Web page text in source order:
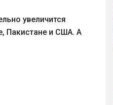
увеличится
Пакистане и США. А